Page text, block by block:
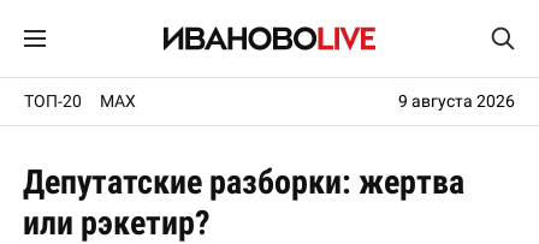
ТОП-20 MAX 9 августа 2026
Депутатские разборки: жертва
или рэкетир?